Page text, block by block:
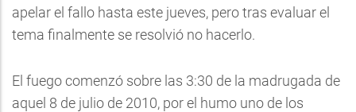
apelar el fallo hasta este jueves, pero tras evaluar el
tema finalmente se resolvió no hacerlo.
El fuego comenzó sobre las 3:30 de la madrugada de
aquel 8 de julio de 2010, por el humo uno de los